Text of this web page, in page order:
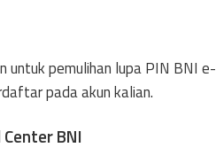
untuk pemulihan lupa PIN BNI e-
pada akun kalian.
BNI